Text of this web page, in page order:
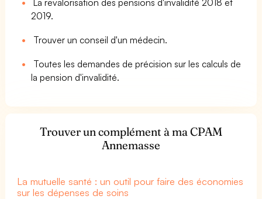
2019.
Trouver un conseil d'un médecin.
Toutes les demandes de précision sur les calculs de
la pension d'invalidité.
Trouver un complément à ma CPAM
Annemasse
La mutuelle santé : un outil pour faire des économies
sur les dépenses de soins